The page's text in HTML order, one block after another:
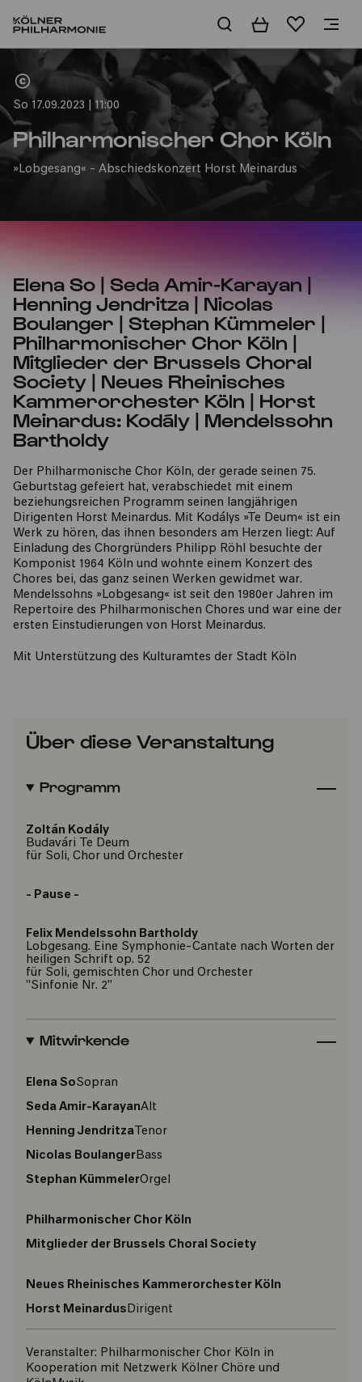
WarenkorbMerkliste
Home
So 17.09.2023 | 11:00
Philharmonischer Chor Köln
»Lobgesang« - Abschiedskonzert Horst Meinardus
Elena So | Seda Amir-Karayan |
Henning Jendritza | Nicolas
Boulanger | Stephan Kümmeler |
Philharmonischer Chor Köln |
Mitglieder der Brussels Choral
Society | Neues Rheinisches
Kammerorchester Köln | Horst
Meinardus: Kodály | Mendelssohn
Bartholdy
Der Philharmonische Chor Köln, der gerade seinen 75.
Geburtstag gefeiert hat, verabschiedet mit einem
beziehungsreichen Programm seinen langjährigen
Dirigenten Horst Meinardus. Mit Kodálys »Te Deum« ist ein
Werk zu hören, das ihnen besonders am Herzen liegt: Auf
Einladung des Chorgründers Philipp Röhl besuchte der
Komponist 1964 Köln und wohnte einem Konzert des
Chores bei, das ganz seinen Werken gewidmet war.
Mendelssohns »Lobgesang« ist seit den 1980er Jahren im
Repertoire des Philharmonischen Chores und war eine der
ersten Einstudierungen von Horst Meinardus.
Mit Unterstützung des Kulturamtes der Stadt Köln
Über diese Veranstaltung
Programm
Zoltán Kodály
Budavári Te Deum
für Soli, Chor und Orchester
- Pause -
Felix Mendelssohn Bartholdy
Lobgesang. Eine Symphonie-Cantate nach Worten der
heiligen Schrift op. 52
für Soli, gemischten Chor und Orchester
"Sinfonie Nr. 2"
Mitwirkende
Elena SoSopran
Seda Amir-KarayanAlt
Henning Jendritza Tenor
Nicolas BoulangerBass
Stephan KümmelerOrgel
Philharmonischer Chor Köln
Mitglieder der Brussels Choral Society
Neues Rheinisches Kammerorchester Köln
Horst MeinardusDirigent
Veranstalter: Philharmonischer Chor Köln in
Kooperation mit Netzwerk Kölner Chöre und